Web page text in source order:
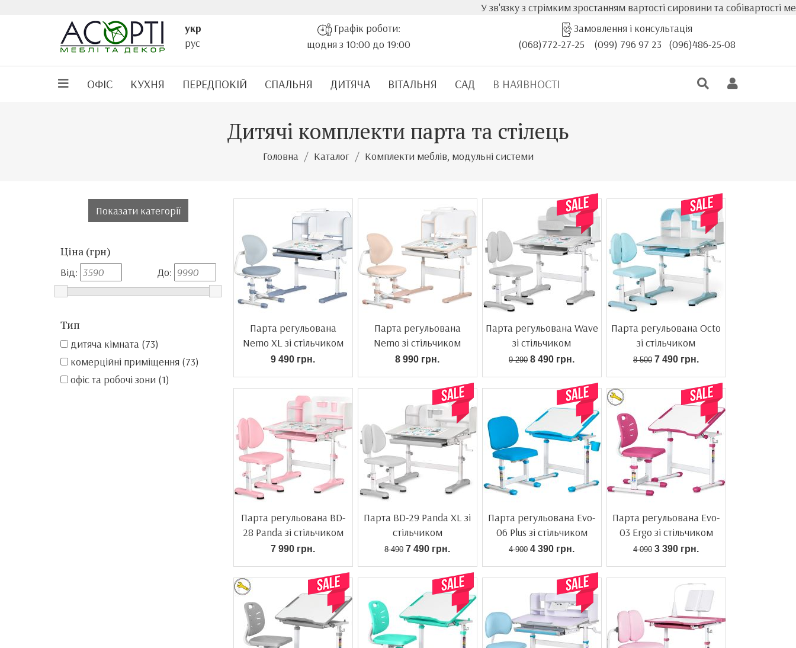
У зв'язку з стрімким зростанням вартості сировини та собівартості
укр
рус
Графік роботи:
щодня з 10:00 до 19:00
Замовлення і консультація
(068)772-27-25
(099) 796 97 23 (096)486-25-08
ОФІС КУХНЯ ПЕРЕДПОКІЙ СПАЛЬНЯ ДИТЯЧА ВІТАЛЬНЯ САД В НАЯВНОСТІ
Дитячі комплекти парта та стілець
Головна Каталог Комплекти меблів, модульні системи
Показати категорії
Ціна (грн)
Від: До:
Тип
дитяча кімната (73)
комерційні приміщення (73)
офіс та робочі зони (1)
Парта регульована
Nemo XL зі стільчиком
9 490 грн.
Парта регульована
Nemo зі стільчиком
8 990 грн.
Парта регульована Wave
зі стільчиком
9 290 8 490 грн.
Акція!
Парта регульована Octo
зі стільчиком
8 500 7 490 грн.
Парта регульована BD-
28 Panda зі стільчиком
7 990 грн.
Парта BD-29 Panda XL зі
стільчиком
8 490 7 490 грн.
Парта регульована Evo-
06 Plus зі стільчиком
4 900 4 390 грн.
Акція!
Парта регульована Evo-
03 Ergo зі стільчиком
4 090 3 390 грн.